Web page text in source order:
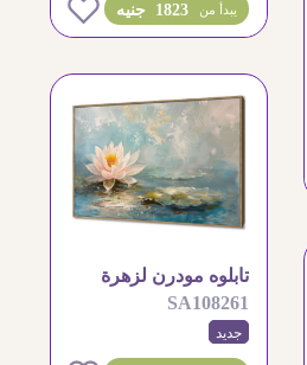
1823 جنيه يبدأ من
تابلوه مودرن لزهرة
اللوتس في الماء
SA108261
جديد